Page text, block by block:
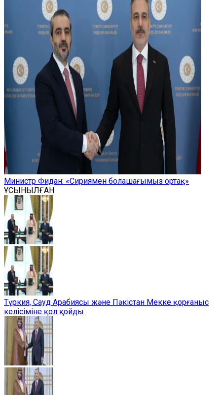
Министр Фидан: «Сириямен болашағымыз ортақ»
ҰСЫНЫЛҒАН
Түркия, Сауд Арабиясы және Пәкістан Мекке қорғаныс
келісіміне қол қойды